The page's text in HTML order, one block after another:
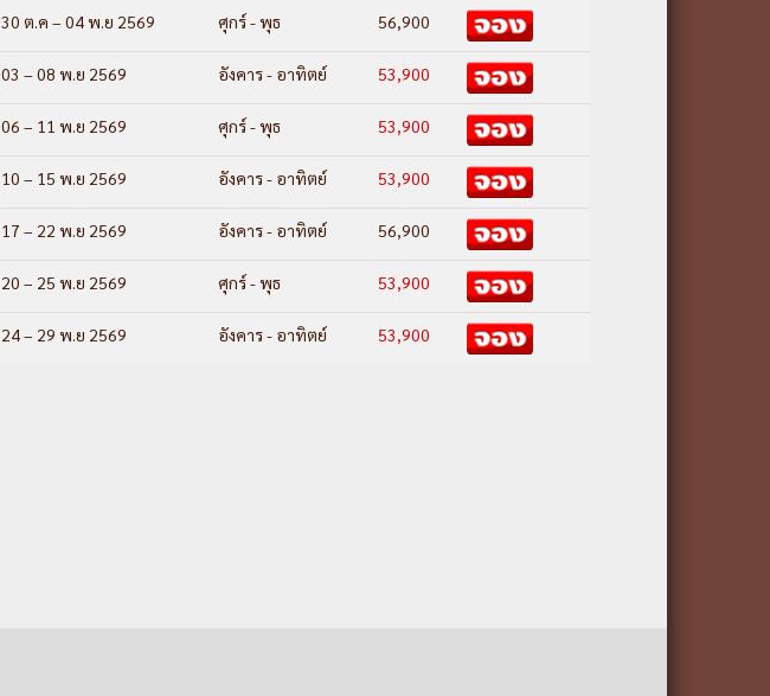
30 ต.ค – 04 พ.ย 2569 ศุกร์ - พุธ 56,900
03 – 08 พ.ย 2569 อังคาร - อาทิตย์ 53,900
06 – 11 พ.ย 2569 ศุกร์ - พุธ 53,900
10 – 15 พ.ย 2569 อังคาร - อาทิตย์ 53,900
17 – 22 พ.ย 2569 อังคาร - อาทิตย์ 56,900
20 – 25 พ.ย 2569 ศุกร์ - พุธ 53,900
24 – 29 พ.ย 2569 อังคาร - อาทิตย์ 53,900